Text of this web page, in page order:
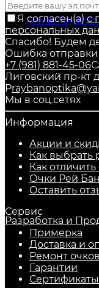
Я согласен(a)с
персональных
Спасибо! Будем
Ошибка
+7 (981) 881-45-06
Лиговский пр-кт
Р
Мы в соц.сетях
Информация
Акции и
Как выбрать
Как
Очки Рей
Оставить
Разработка и
Сервис
Примерка
Доставка и
Ремонт очков
Гарантии
Сертификаты